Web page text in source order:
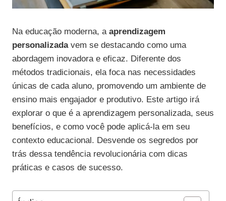
Na educação moderna, a aprendizagem
personalizadavem se destacando como uma
abordagem inovadora e eficaz. Diferente dos
métodos tradicionais, ela foca nas necessidades
únicas de cada aluno, promovendo um ambiente de
ensino mais engajador e produtivo. Este artigo irá
explorar o que é a aprendizagem personalizada, seus
benefícios, e como você pode aplicá-la em seu
contexto educacional. Desvende os segredos por
trás dessa tendência revolucionária com dicas
práticas e casos de sucesso.